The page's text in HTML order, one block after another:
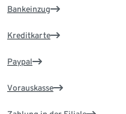
Bankeinzug
Kreditkarte
Paypal
Vorauskasse